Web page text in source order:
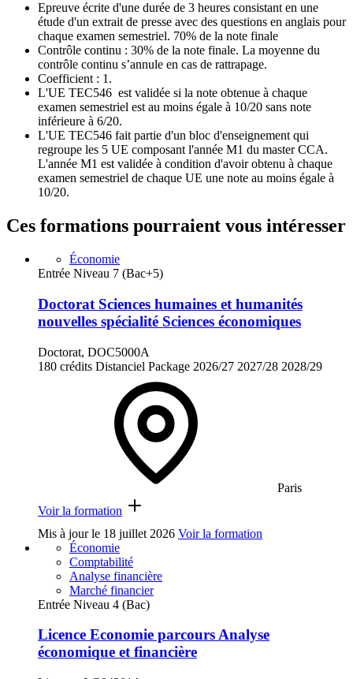
Epreuve écrite d'une durée de 3 heures consistant en une
étude d'un extrait de presse avec des questions en anglais pour
chaque examen semestriel. 70% de la note finale
Contrôle continu : 30% de la note finale. La moyenne du
contrôle continu s’annule en cas de rattrapage.
Coefficient : 1.
L'UE TEC546 est validée si la note obtenue à chaque
examen semestriel est au moins égale à 10/20 sans note
inférieure à 6/20.
L'UE TEC546 fait partie d'un bloc d'enseignement qui
regroupe les 5 UE composant l'année M1 du master CCA.
L'année M1 est validée à condition d'avoir obtenu à chaque
examen semestriel de chaque UE une note au moins égale à
10/20.
Ces formations pourraient vous intéresser
Économie
Entrée Niveau 7 (Bac+5)
Doctorat Sciences humaines et humanités
nouvelles spécialité Sciences économiques
Doctorat, DOC5000A
180 crédits Distanciel Package 2026/27 2027/28 2028/29
Paris
Voir la formation
Mis à jour le 18 juillet 2026 Voir la formation
Économie
Comptabilité
Analyse financière
Marché financier
Entrée Niveau 4 (Bac)
Licence Economie parcours Analyse
économique et financière